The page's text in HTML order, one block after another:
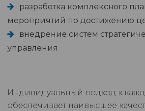
разработка комплексного
мероприятий по достижению
внедрение систем
управления
Индивидуальный подход к
обеспечивает наивысшее